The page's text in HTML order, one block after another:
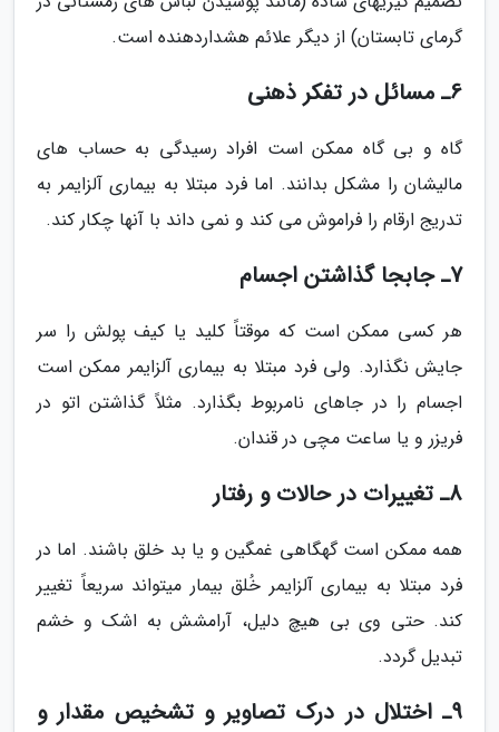
گرمای تابستان) از دیگر علائم هشداردهنده است.
6ـ مسائل در تفکر ذهنی
گاه و بی گاه ممکن است افراد رسیدگی به حساب های
مالیشان را مشکل بدانند. اما فرد مبتلا به بیماری آلزایمر به
تدریج ارقام را فراموش می کند و نمی داند با آنها چکار کند.
7ـ جابجا گذاشتن اجسام
هر کسی ممکن است که موقتاً کلید یا کیف پولش را سر
جایش نگذارد. ولی فرد مبتلا به بیماری آلزایمر ممکن است
اجسام را در جاهای نامربوط بگذارد. مثلاً گذاشتن اتو در
فریزر و یا ساعت مچی در قندان.
8ـ تغییرات در حالات و رفتار
همه ممکن است گهگاهی غمگین و یا بد خلق باشند. اما در
فرد مبتلا به بیماری آلزایمر خُلق بیمار میتواند سریعاً تغییر
کند. حتی وی بی هیچ دلیل، آرامشش به اشک و خشم
تبدیل گردد.
9ـ اختلال در درک تصاویر و تشخیص مقدار و